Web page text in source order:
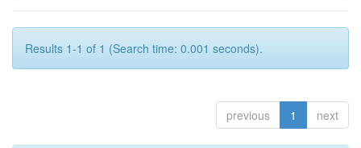
Results 1-1 of 1 (Search time: 0.001 seconds).
previous 1 next